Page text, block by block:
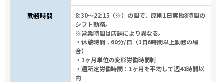
勤務時間
8:30～22:15（※）の間で、原則1日実働8時間の
シフト勤務。
※営業時間は店舗により異なる。
・休憩時間：60分/日（1日6時間以上勤務の場
合）
・1ヶ月単位の変形労働時間制
・週所定労働時間：1ヶ月を平均して週40時間以
内